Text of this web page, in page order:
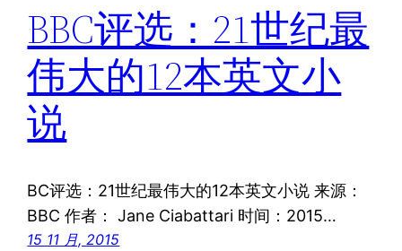
BBC评选：21世纪最
伟大的12本英文小
说
BC评选：21世纪最伟大的12本英文小说 来源：
BBC 作者： Jane Ciabattari 时间：2015…
15 11 月, 2015